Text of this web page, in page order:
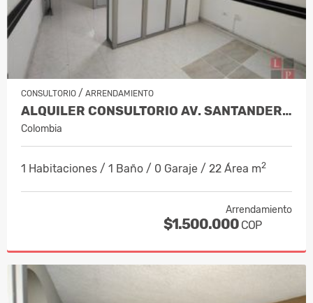
CONSULTORIO / ARRENDAMIENTO
ALQUILER CONSULTORIO AV. SANTANDER. CO…
Colombia
1 Habitaciones / 1 Baño / 0 Garaje / 22 Área m2
Arrendamiento
$1.500.000 COP